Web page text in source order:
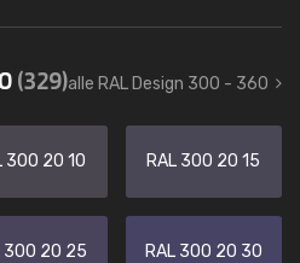
(329)alle RAL Design 300 - 360
300 20 10 RAL 300 20 15
300 20 25 RAL 300 20 30